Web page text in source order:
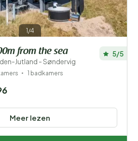
1/4
from the sea
Jutland - Søndervig
5/5
1 badkamers
Meer lezen